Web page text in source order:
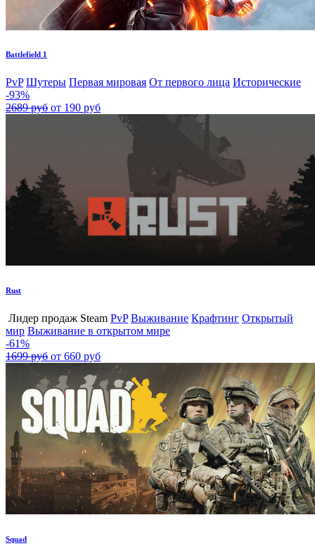
Battlefield 1
PvP Шутеры Первая мировая От первого лица Исторические
-93%
2689 руб от 190 руб
Rust
Лидер продаж Steam PvP Выживание Крафтинг Открытый
мир Выживание в открытом мире
-61%
1699 руб от 660 руб
Squad